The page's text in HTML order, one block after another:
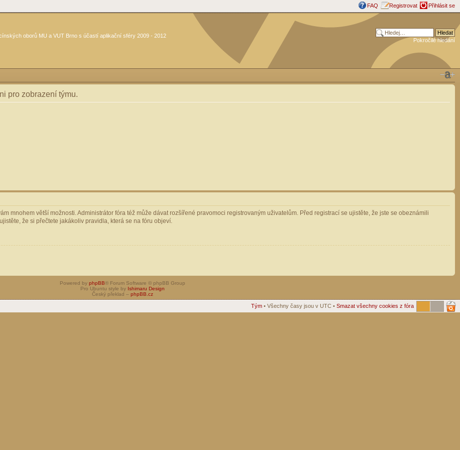
FAQ Registrovat Přihlásit se
oborů MU a VUT Brno s účastí aplikační sféry 2009 - 2012
Pokročilé hledání
pro zobrazení týmu.
mnohem větší možnosti. Administrátor fóra též může dávat rozšířené pravomoci registrovaným uživatelům. Před registrací se ujistěte, že jste se obeznámili
že si přečtete jakákoliv pravidla, která se na fóru objeví.
Powered by phpBB® Forum Software © phpBB Group
Pro Ubuntu style by Ishimaru Design
Český překlad – phpBB.cz
Tým • Všechny časy jsou v UTC • Smazat všechny cookies z fóra